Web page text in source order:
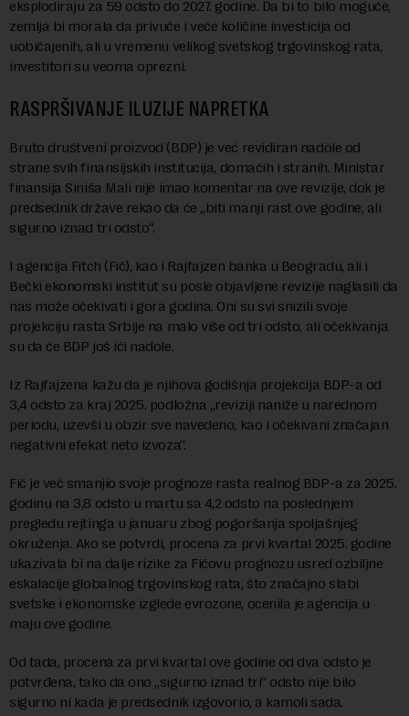
eksplodiraju za 59 odsto do 2027. godine. Da bi to bilo moguće,
zemlja bi morala da privuče i veće količine investicija od
uobičajenih, ali u vremenu velikog svetskog trgovinskog rata,
investitori su veoma oprezni.
RASPRŠIVANJE ILUZIJE NAPRETKA
Bruto društveni proizvod (BDP) je već revidiran nadole od
strane svih finansijskih institucija, domaćih i stranih. Ministar
finansija Siniša Mali nije imao komentar na ove revizije, dok je
predsednik države rekao da će „biti manji rast ove godine, ali
sigurno iznad tri odsto“.
I agencija Fitch (Fič), kao i Rajfajzen banka u Beogradu, ali i
Bečki ekonomski institut su posle objavljene revizije naglasili da
nas može očekivati i gora godina. Oni su svi snizili svoje
projekciju rasta Srbije na malo više od tri odsto, ali očekivanja
su da će BDP još ići nadole.
Iz Rajfajzena kažu da je njihova godišnja projekcija BDP-a od
3,4 odsto za kraj 2025. podložna „reviziji naniže u narednom
periodu, uzevši u obzir sve navedeno, kao i očekivani značajan
negativni efekat neto izvoza“.
Fič je već smanjio svoje prognoze rasta realnog BDP-a za 2025.
godinu na 3,8 odsto u martu sa 4,2 odsto na poslednjem
pregledu rejtinga u januaru zbog pogoršanja spoljašnjeg
okruženja. Ako se potvrdi, procena za prvi kvartal 2025. godine
ukazivala bi na dalje rizike za Fičovu prognozu usred ozbiljne
eskalacije globalnog trgovinskog rata, što značajno slabi
svetske i ekonomske izglede evrozone, ocenila je agencija u
maju ove godine.
Od tada, procena za prvi kvartal ove godine od dva odsto je
potvrđena, tako da ono „sigurno iznad tri“ odsto nije bilo
sigurno ni kada je predsednik izgovorio, a kamoli sada.